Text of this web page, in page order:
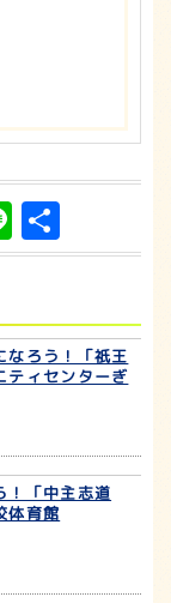
Line
有
なろう！「祇王
ティセンターぎ
！「中主志道
体育館